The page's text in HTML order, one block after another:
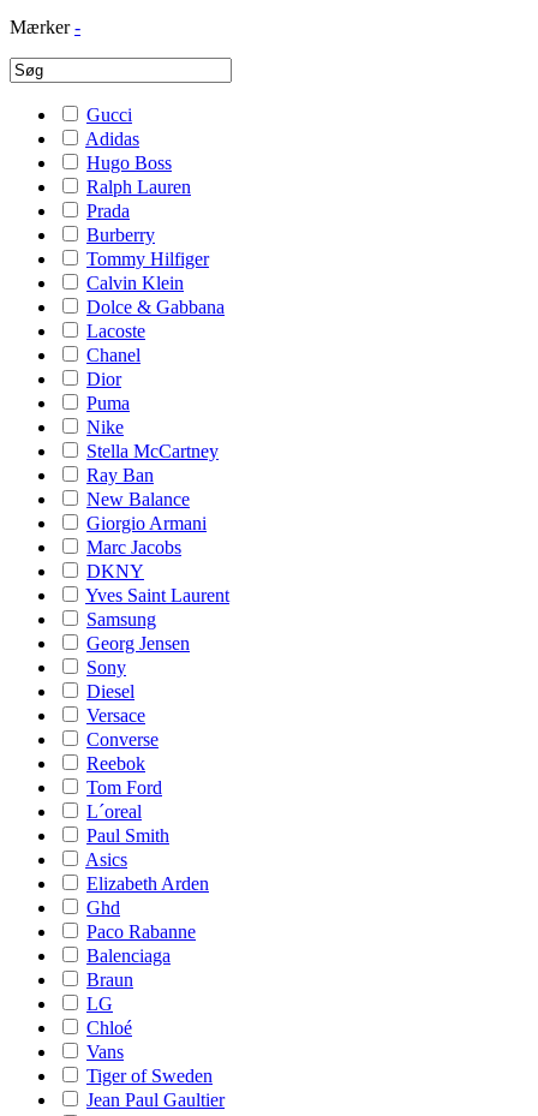
Mærker -
Gucci
Adidas
Hugo Boss
Ralph Lauren
Prada
Burberry
Tommy Hilfiger
Calvin Klein
Dolce & Gabbana
Lacoste
Chanel
Dior
Puma
Nike
Stella McCartney
Ray Ban
New Balance
Giorgio Armani
Marc Jacobs
DKNY
Yves Saint Laurent
Samsung
Georg Jensen
Sony
Diesel
Versace
Converse
Reebok
Tom Ford
L´oreal
Paul Smith
Asics
Elizabeth Arden
Ghd
Paco Rabanne
Balenciaga
Braun
LG
Chloé
Vans
Tiger of Sweden
Jean Paul Gaultier